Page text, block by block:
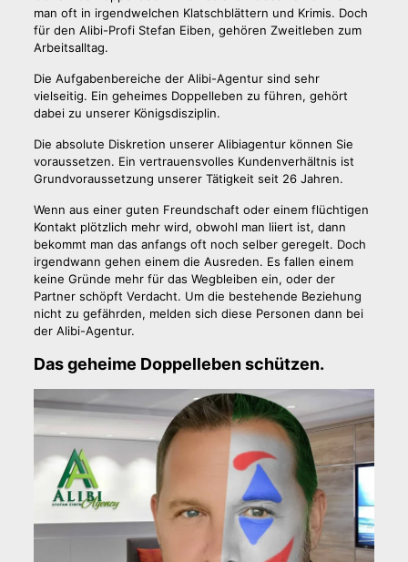
man oft in irgendwelchen Klatschblättern und Krimis. Doch
für den Alibi-Profi Stefan Eiben, gehören Zweitleben zum
Arbeitsalltag.
Die Aufgabenbereiche der Alibi-Agentur sind sehr
vielseitig. Ein geheimes Doppelleben zu führen, gehört
dabei zu unserer Königsdisziplin.
Die absolute Diskretion unserer Alibiagentur können Sie
voraussetzen. Ein vertrauensvolles Kundenverhältnis ist
Grundvoraussetzung unserer Tätigkeit seit 26 Jahren.
Wenn aus einer guten Freundschaft oder einem flüchtigen
Kontakt plötzlich mehr wird, obwohl man liiert ist, dann
bekommt man das anfangs oft noch selber geregelt. Doch
irgendwann gehen einem die Ausreden. Es fallen einem
keine Gründe mehr für das Wegbleiben ein, oder der
Partner schöpft Verdacht. Um die bestehende Beziehung
nicht zu gefährden, melden sich diese Personen dann bei
der Alibi-Agentur.
Das geheime Doppelleben schützen.